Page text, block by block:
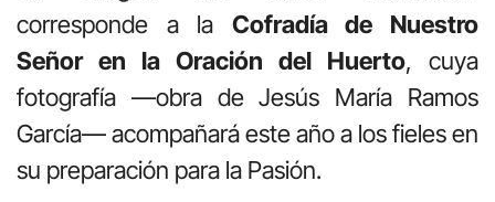
corresponde a la Cofradía de Nuestro
Señor en la Oración del Huerto, cuya
fotografía —obra de Jesús María Ramos
García— acompañará este año a los fieles en
su preparación para la Pasión.